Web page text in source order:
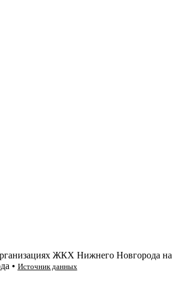
ЖКХ Нижнего Новгорода на
• Источник данных